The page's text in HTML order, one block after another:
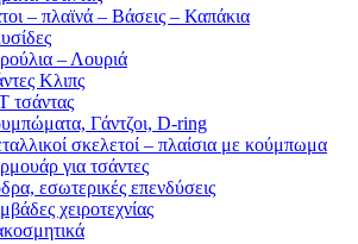
– πλαϊνά – Βάσεις – Καπάκια
– Λουριά
Κλιπς
τσάντας
Γάντζοι, D-ring
σκελετοί – πλαίσια με κούμπωμα
για τσάντες
εσωτερικές επενδύσεις
χειροτεχνίας